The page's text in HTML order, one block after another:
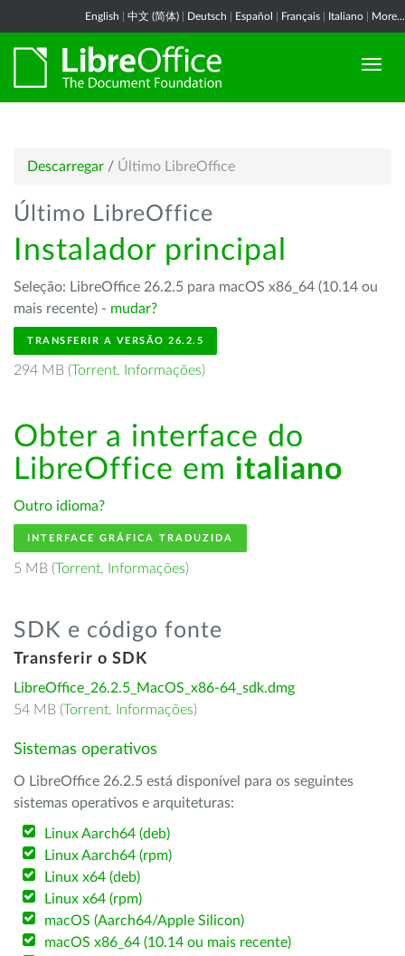
English 中文 (简体) Deutsch Español Français Italiano More...
Descarregar / Último LibreOffice
Último LibreOffice
Instalador principal
Seleção: LibreOffice 26.2.5 para macOS x86_64 (10.14 ou
mais recente) - mudar?
TRANSFERIR A VERSÃO 26.2.5
294 MB (Torrent, Informações)
Obter a interface do
LibreOffice em italiano
Outro idioma?
INTERFACE GRÁFICA TRADUZIDA
5 MB (Torrent, Informações)
SDK e código fonte
Transferir o SDK
LibreOffice_26.2.5_MacOS_x86-64_sdk.dmg
54 MB (Torrent, Informações)
Sistemas operativos
O LibreOffice 26.2.5 está disponível para os seguintes
sistemas operativos e arquiteturas:
Linux Aarch64 (deb)
Linux Aarch64 (rpm)
Linux x64 (deb)
Linux x64 (rpm)
macOS (Aarch64/Apple Silicon)
macOS x86_64 (10.14 ou mais recente)